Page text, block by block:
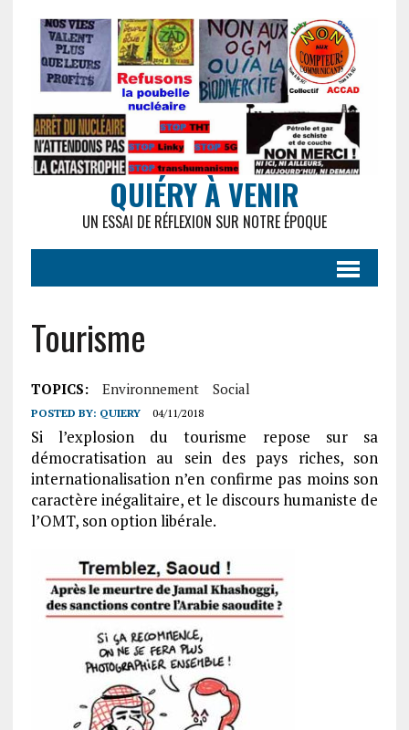
QUIÉRY À VENIR
UN ESSAI DE RÉFLEXION SUR NOTRE ÉPOQUE
Tourisme
TOPICS: Environnement Social
POSTED BY: QUIERY 04/11/2018
Si l’explosion du tourisme repose sur sa
démocratisation au sein des pays riches, son
internationalisation n’en confirme pas moins son
caractère inégalitaire, et le discours humaniste de
l’OMT, son option libérale.